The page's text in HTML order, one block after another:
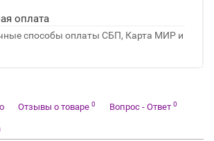
оплата
способы оплаты СБП, Карта МИР и
Отзывы о товаре 0 Вопрос - Ответ 0